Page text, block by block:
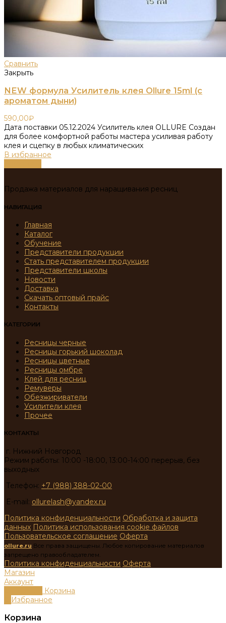
Сравнить
Закрыть
NEW формула Усилитель клея Ollure 15ml (с
ароматом дыни)
590,00₽
Дата поставки 05.12.2024 Усилитель клея OLLURE Создан
для более комфортной работы мастера усиливая работу
клея и сцепку в любых климатических
В избранное
Продажа материалов для наращивания ресниц
НАВИГАЦИЯ
Главная
Каталог
Обучение
Представители продукции
Стать представителем продукции
Представители школы
Новости
Доставка
Скачать оптовый прайс
Контакты
КАТЕГОРИИ
Ресницы черные
Ресницы горький шоколад
Ресницы цветные
Ресницы омбре
Клей для ресниц
Ремуверы
Обезжириватели
Усилители клея
Прочее
КОНТАКТЫ
г. Нижний Новгород
Режим работы: 10:00 -18:00, 13:00-14:00 перерыв, без
выходных
Телефон: +7 (988) 388-02-00
E-mail: ollurelash@yandex.ru
Политика конфиденциальности Обработка и защита
данных Политика использования cookie файлов
Пользовательское соглашение Оферта
ollure.ru Все права защищены. Любое копирование материалов
запрещено правообладателем.
Политика конфиденциальности Оферта
Магазин
Аккаунт
Корзина
Избранное
Корзина